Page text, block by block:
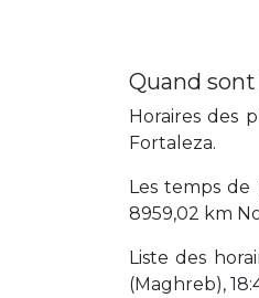
Quand
Horaires des
Fortaleza.
Les temps de
8959,02 km
Liste des
(Maghreb),